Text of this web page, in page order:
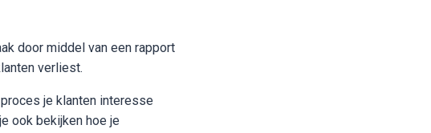
door middel van een rapport
verliest.
je klanten interesse
ook bekijken hoe je